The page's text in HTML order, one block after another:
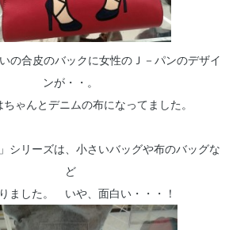
の合皮のバックに女性のＪ－パンのデザイ
ンが・・。
ちゃんとデニムの布になってました。
シリーズは、小さいバッグや布のバッグな
ど
ました。 いや、面白い・・・！